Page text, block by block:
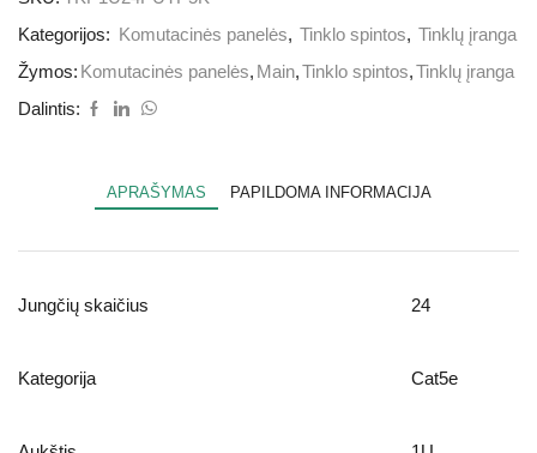
Kategorijos:
Komutacinės panelės, Tinklo spintos, Tinklų įranga
Žymos: Komutacinės panelės, Main,Tinklo spintos,Tinklų įranga
Dalintis:
APRAŠYMAS PAPILDOMA INFORMACIJA
Jungčių skaičius 24
Kategorija Cat5e